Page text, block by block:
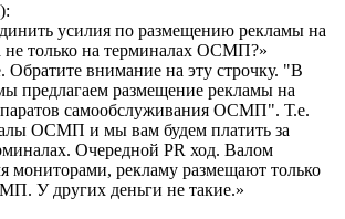
усилия по размещению рекламы на
не только на терминалах ОСМП?»
Обратите внимание на эту строчку. "В
предлагаем размещение рекламы на
самообслуживания ОСМП". Т.е.
ОСМП и мы вам будем платить за
Очередной PR ход. Валом
мониторами, рекламу размещают только
У других деньги не такие.»